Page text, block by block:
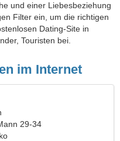
und einer Liebesbeziehung
Filter ein, um die richtigen
Dating-Site in
Touristen bei.
im Internet
29-34